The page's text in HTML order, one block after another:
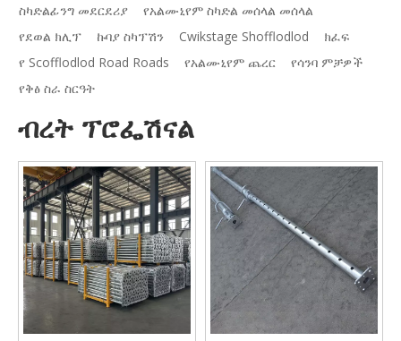
ስካድልፊንግ መደርደሪያ
የአልሙኒየም ስካድል መሰላል መሰላል
የደወል ክሊፕ
ኩባያ ስካፕሽን Cwikstage Shofflodlod
ክፈፍ
የ Scofflodlod Road Roads
የአልሙኒየም ጨረር
የሳንባ ምቻዎች
የቅፅ ስራ ስርዓት
ብረት ፕሮፌሽናል